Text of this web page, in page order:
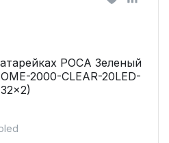
РОСА Зеленый
2000-CLEAR-20LED-